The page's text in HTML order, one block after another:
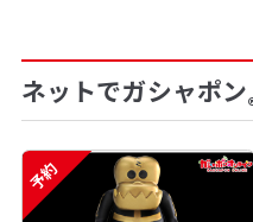
ネットでガシャポン
予約